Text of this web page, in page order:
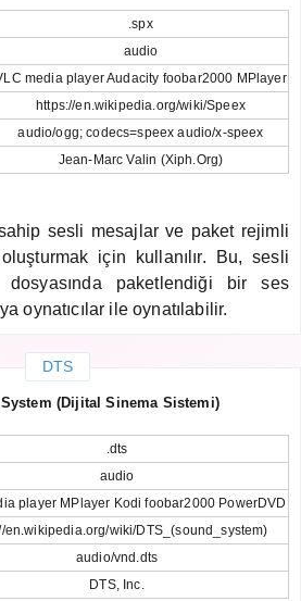
.spx
audio
media player Audacity foobar2000 MPlayer
https://en.wikipedia.org/wiki/Speex
audio/ogg; codecs=speex audio/x-speex
Jean-Marc Valin (Xiph.Org)
sesli mesajlar ve paket rejimli
için kullanılır. Bu, sesli
dosyasında paketlendiği bir ses
oynatıcılar ile oynatılabilir.
DTS
(Dijital Sinema Sistemi)
.dts
audio
player MPlayer Kodi foobar2000 PowerDVD
en.wikipedia.org/wiki/DTS_(sound_system)
audio/vnd.dts
DTS, Inc.